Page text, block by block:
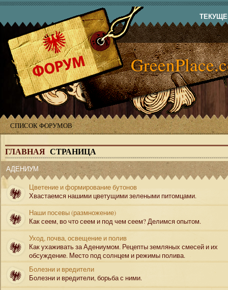
СПИСОК ФОРУМОВ
ГЛАВНАЯ СТРАНИЦА
АДЕНИУМ
Цветение и формирование бутонов
Хвастаемся нашими цветущими зелеными питомцами.
Наши посевы (размножение)
Как сеем, во что сеем и под чем сеем? Делимся опытом.
Уход, почва, освещение и полив
Как ухаживать за Адениумом. Рецепты земляных смесей и их
обсуждение. Место под солнцем и режимы полива.
Болезни и вредители
Болезни и вредители, борьба с ними.